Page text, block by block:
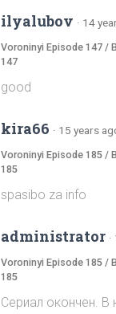
ilyalubov · 14
Voroninyi Episode 147 /
147
good
kira66 · 15 years
Voroninyi Episode 185 /
185
spasibo za info
administrator ·
Voroninyi Episode 185 /
185
Сериал окончен. В